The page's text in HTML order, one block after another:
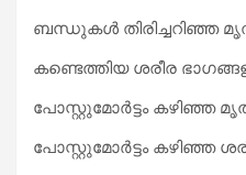
ബന്ധുകള്‍ തിരിച്ചറിഞ്ഞ
കണ്ടെത്തിയ ശരീര
പോസ്റ്റുമോര്‍ട്ടം കഴിഞ്ഞ
പോസ്റ്റുമോര്‍ട്ടം കഴിഞ്ഞ